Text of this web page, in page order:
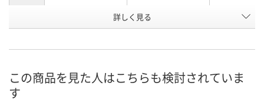
U338314 KK93322
詳しく見る
この商品を見た人はこちらも検討されていま
す